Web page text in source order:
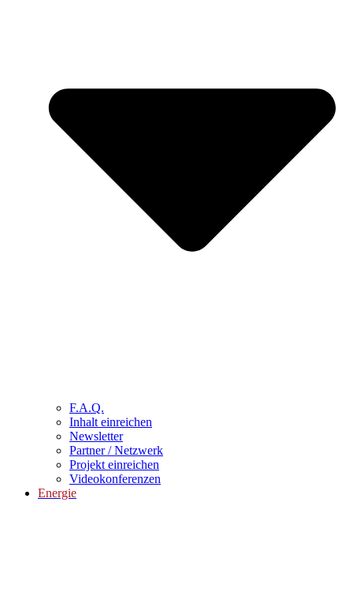
F.A.Q.
Inhalt einreichen
Newsletter
Partner / Netzwerk
Projekt einreichen
Videokonferenzen
Energie